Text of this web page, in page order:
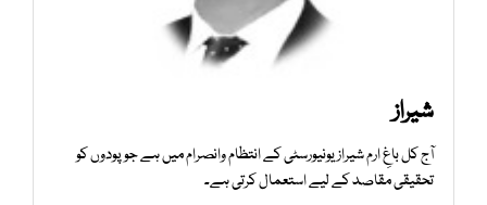
شیراز
آج کل باغِ ارم شیراز یونیورسٹی کے انتظام وانصرام میں ہے جو پودوں کو
تحقیقی مقاصد کے لیے استعمال کرتی ہے۔